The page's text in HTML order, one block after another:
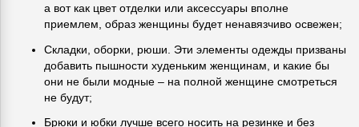
а вот как цвет отделки или аксессуары вполне
приемлем, образ женщины будет ненавязчиво освежен;
Складки, оборки, рюши. Эти элементы одежды призваны
добавить пышности худеньким женщинам, и какие бы
они не были модные – на полной женщине смотреться
не будут;
Брюки и юбки лучше всего носить на резинке и без